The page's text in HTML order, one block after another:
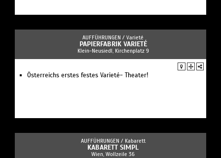
AUFFÜHRUNGEN / Varieté
PAPIERFABRIK VARIETÉ
Klein-Neusiedl, Kirchenplatz 9
Österreichs erstes festes Varieté- Theater!
AUFFÜHRUNGEN / Kabarett
KABARETT SIMPL
Wien, Wollzeile 36